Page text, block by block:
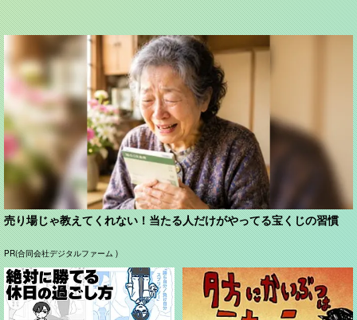
売り場じゃ教えてくれない！当たる人だけがやってる宝くじの習慣
PR(合同会社デジタルファーム )